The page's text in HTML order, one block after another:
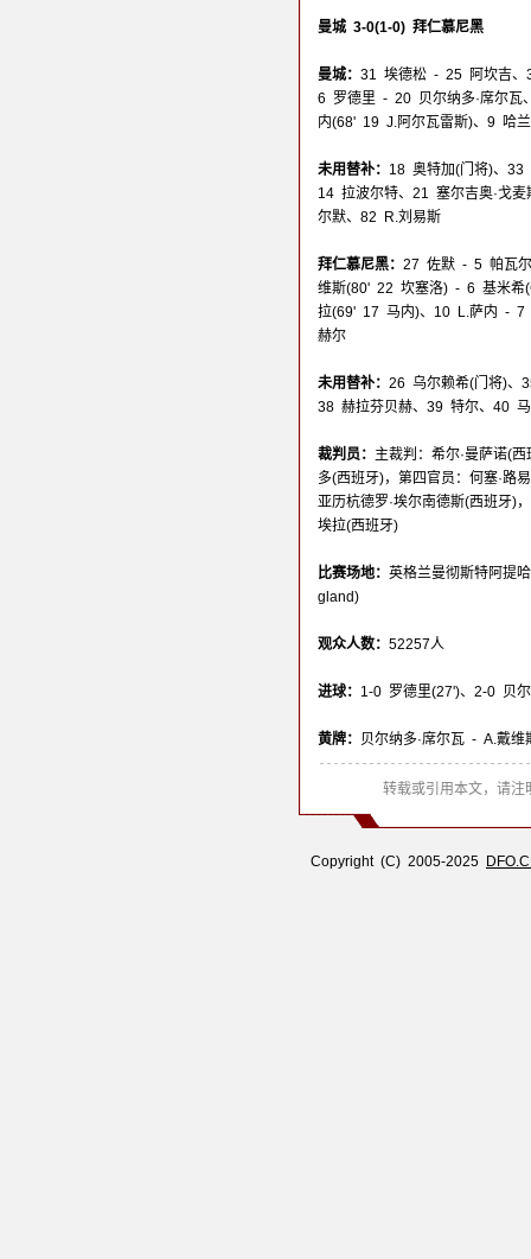
曼城 3-0(1-0) 拜仁慕尼黑
曼城： 31 埃德松 - 25 阿坎吉、
6 罗德里 - 20 贝尔纳多·席尔
内(68' 19 J.阿尔瓦雷斯)、9 哈
未用替补： 18 奥特加(门将)、33
14 拉波尔特、21 塞尔吉奥·戈
尔默、82 R.刘易斯
拜仁慕尼黑： 27 佐默 - 5 帕瓦
维斯(80' 22 坎塞洛) - 6 基米希
拉(69' 17 马内)、10 L.萨内 - 7
赫尔
未用替补： 26 乌尔赖希(门将)、
38 赫拉芬贝赫、39 特尔、40
裁判员： 主裁判：希尔·曼萨诺(
多(西班牙)，第四官员：何塞·路
亚历杭德罗·埃尔南德斯(西班牙)
埃拉(西班牙)
比赛场地： 英格兰曼彻斯特阿提
gland)
观众人数： 52257人
进球： 1-0 罗德里(27')、2-0 贝
黄牌： 贝尔纳多·席尔瓦 - A.戴维
转载或引用本文，请注
Copyright (C) 2005-2025